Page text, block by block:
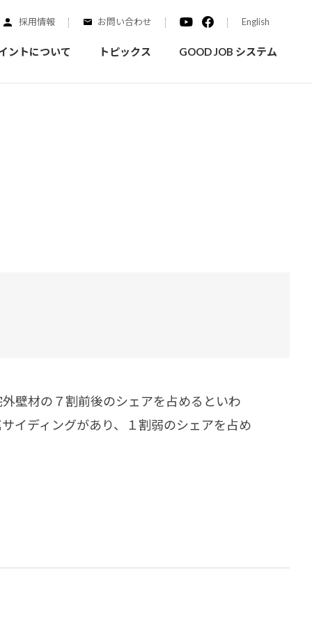
採用情報 お問い合わせ English
ズ
THERMOEYE サーモアイ
ントについて トピックス GOOD JOB システム
壁材の７割前後のシェアを占めるといわ
イディングがあり、１割弱のシェアを占め